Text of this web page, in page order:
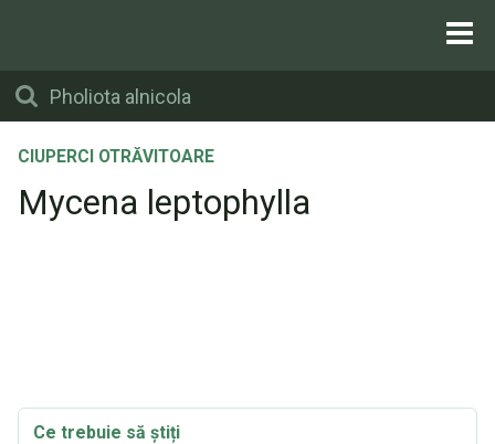
CIUPERCI OTRĂVITOARE
Mycena leptophylla
Ce trebuie să știți